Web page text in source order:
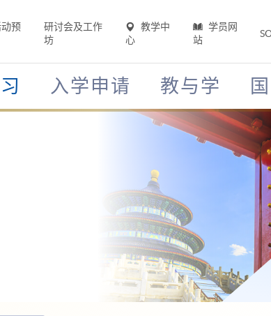
预
研讨会及工作
坊
教学中
心
学员网
站
入学申请 教与学